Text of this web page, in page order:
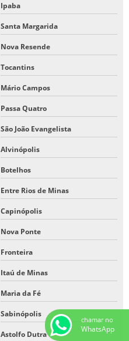
Ipaba
Santa Margarida
Nova Resende
Tocantins
Mário Campos
Passa Quatro
São João Evangelista
Alvinópolis
Botelhos
Entre Rios de Minas
Capinópolis
Nova Ponte
Fronteira
Itaú de Minas
Maria da Fé
Sabinópolis
Astolfo Dutra
chamar no
WhatsApp